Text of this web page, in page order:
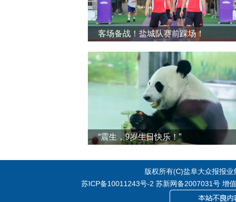
客场备战！盐城队赛前踩场！
“震生，9岁生日快乐！”
版权所有(C)盐阜大众报报
苏ICP备10011243号-2 苏新网备2007031号 增